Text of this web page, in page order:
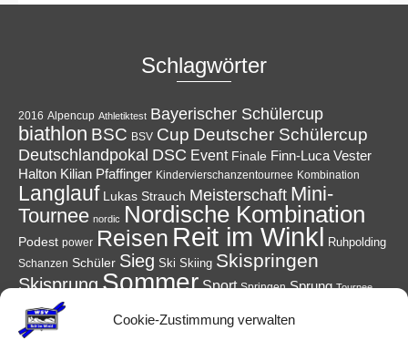
Cookie-Zustimmung verwalten
Schlagwörter
2016 Alpencup Athletiktest Bayerischer Schülercup
biathlon BSC BSV Cup Deutscher Schülercup
Deutschlandpokal DSC Event Finale Finn-Luca Vester
Halton Kilian Pfaffinger Kindervierschanzentournee Kombination
Langlauf Lukas Strauch Meisterschaft Mini-
Tournee nordic Nordische Kombination
Podest power Reisen Reit im Winkl Ruhpolding
Schanzen Schüler Sieg Ski Skiing Skispringen
SkisprungSommer Sport Springen Sprung Tournee
Verein